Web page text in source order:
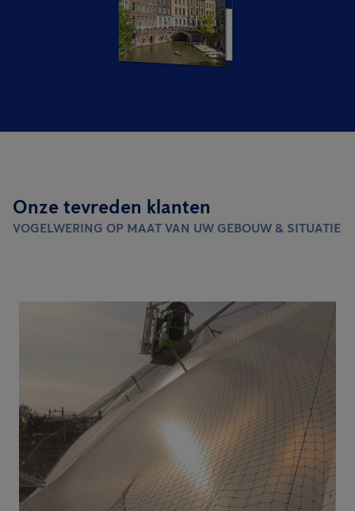
Onze tevreden klanten
VOGELWERING OP MAAT VAN UW GEBOUW & SITUATIE